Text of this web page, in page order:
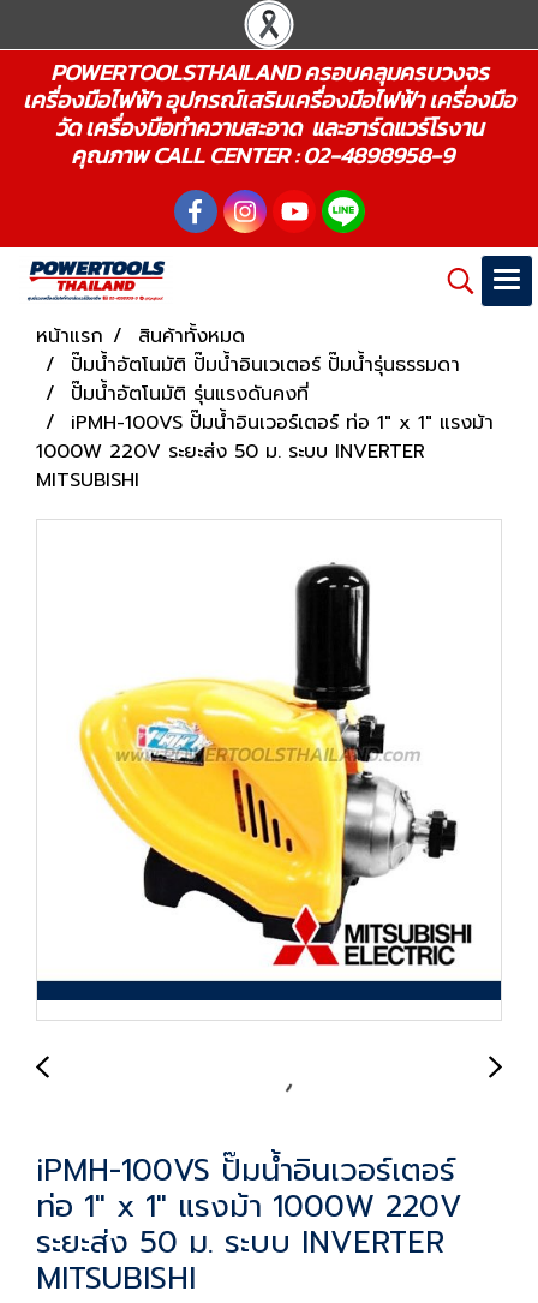
POWERTOOLSTHAILAND ครอบคลุมครบวงจร
เครื่องมือไฟฟ้า อุปกรณ์เสริมเครื่องมือไฟฟ้า เครื่องมือ
วัด เครื่องมือทำความสะอาด และฮาร์ดแวร์โรงาน
คุณภาพ CALL CENTER : 02-4898958-9
หน้าแรก
สินค้าทั้งหมด
ปั๊มน้ำอัตโนมัติ ปั๊มน้ำอินเวเตอร์ ปั๊มน้ำรุ่นธรรมดา
ปั๊มน้ำอัตโนมัติ รุ่นแรงดันคงที่
iPMH-100VS ปั๊มน้ำอินเวอร์เตอร์ ท่อ 1" x 1" แรงม้า
1000W 220V ระยะส่ง 50 ม. ระบบ INVERTER
MITSUBISHI
iPMH-100VS ปั๊มน้ำอินเวอร์เตอร์
ท่อ 1" x 1" แรงม้า 1000W 220V
ระยะส่ง 50 ม. ระบบ INVERTER
MITSUBISHI